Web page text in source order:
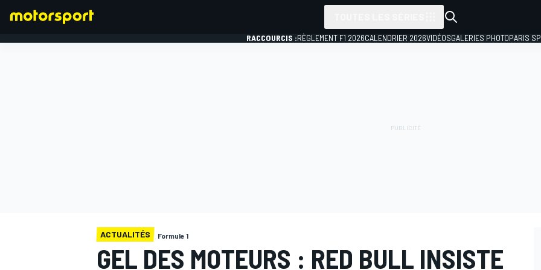
RACCOURCIS :RÈGLEMENT F1 2026CALENDRIER 2026VIDÉOSGALERIES PHOTOPARIS
ACTUALITÉS Formule 1
GEL DES MOTEURS : RED BULL INSISTE